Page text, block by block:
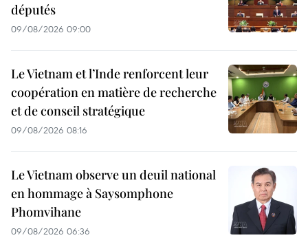
députés
09/08/2026 09:00
Le Vietnam et l’Inde renforcent leur
coopération en matière de recherche
et de conseil stratégique
09/08/2026 08:16
Le Vietnam observe un deuil national
en hommage à Saysomphone
Phomvihane
09/08/2026 06:36